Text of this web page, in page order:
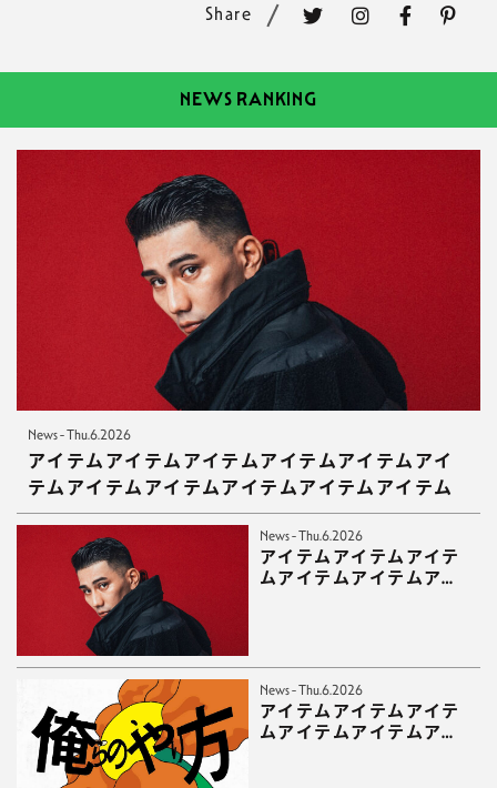
Share
NEWS RANKING
News - Thu.6.2026
アイテムアイテムアイテムアイテムアイテムアイ
テムアイテムアイテムアイテムアイテムアイテム
News - Thu.6.2026
アイテムアイテムアイテ
ムアイテムアイテムアイ
News - Thu.6.2026
アイテムアイテムアイテ
ムアイテムアイテムアイ